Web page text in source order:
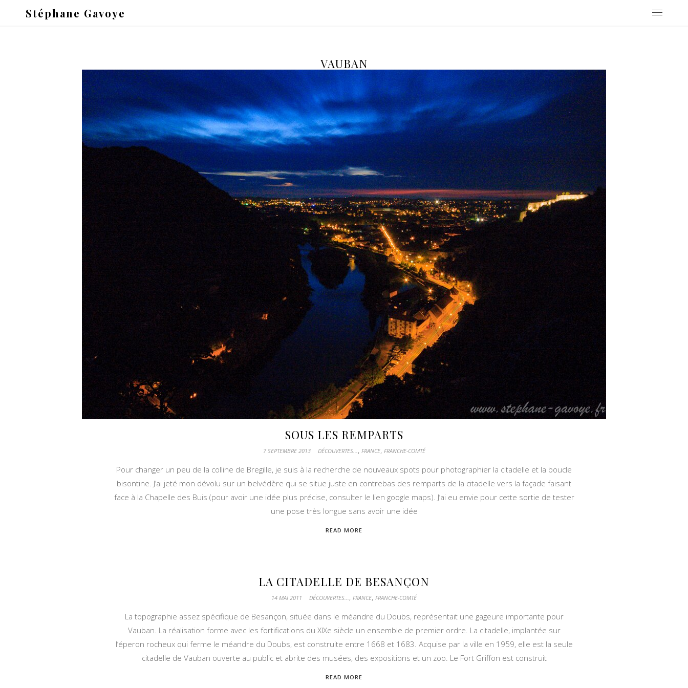
Stéphane Gavoye
VAUBAN
SOUS LES REMPARTS
7 SEPTEMBRE 2013 DÉCOUVERTES..., FRANCE, FRANCHE-COMTÉ
Pour changer un peu de la colline de Bregille, je suis à la recherche de nouveaux spots pour photographier la citadelle et la boucle
bisontine. J’ai jeté mon dévolu sur un belvédère qui se situe juste en contrebas des remparts de la citadelle vers la façade faisant
face à la Chapelle des Buis (pour avoir une idée plus précise, consulter le lien google maps). J’ai eu envie pour cette sortie de tester
une pose très longue sans avoir une idée
READ MORE
LA CITADELLE DE BESANÇON
14 MAI 2011 DÉCOUVERTES..., FRANCE, FRANCHE-COMTÉ
La topographie assez spécifique de Besançon, située dans le méandre du Doubs, représentait une gageure importante pour
Vauban. La réalisation forme avec les fortifications du XIXe siècle un ensemble de premier ordre. La citadelle, implantée sur
l’éperon rocheux qui ferme le méandre du Doubs, est construite entre 1668 et 1683. Acquise par la ville en 1959, elle est la seule
citadelle de Vauban ouverte au public et abrite des musées, des expositions et un zoo. Le Fort Griffon est construit
READ MORE